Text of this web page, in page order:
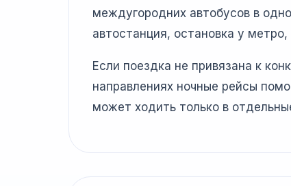
междугородних автобусов в
автостанция, остановка у
Если поездка не привязана к
направлениях ночные рейсы
может ходить только в